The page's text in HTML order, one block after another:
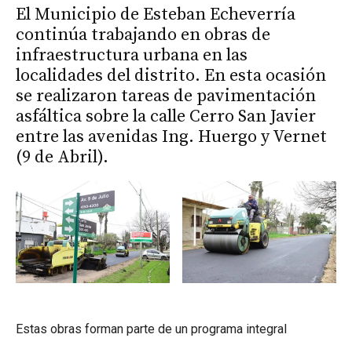
El Municipio de Esteban Echeverría
continúa trabajando en obras de
infraestructura urbana en las
localidades del distrito. En esta ocasión
se realizaron tareas de pavimentación
asfáltica sobre la calle Cerro San Javier
entre las avenidas Ing. Huergo y Vernet
(9 de Abril).
Estas obras forman parte de un programa integral